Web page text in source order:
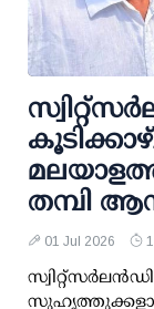
തമ്പി
01 Jul 2026